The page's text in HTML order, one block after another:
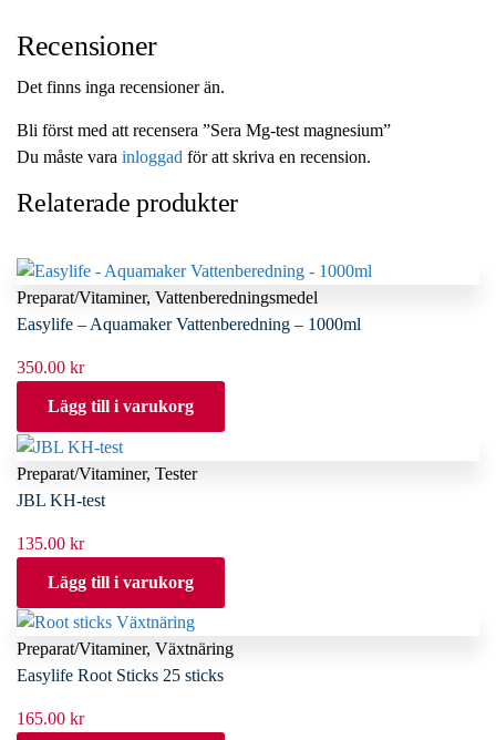
Recensioner
Det finns inga recensioner än.
Bli först med att recensera ”Sera Mg-test magnesium”
Du måste vara inloggad för att skriva en recension.
Relaterade produkter
Preparat/Vitaminer, Vattenberedningsmedel
Easylife – Aquamaker Vattenberedning – 1000ml
350.00 kr
Lägg till i varukorg
Preparat/Vitaminer, Tester
JBL KH-test
135.00 kr
Lägg till i varukorg
Preparat/Vitaminer, Växtnäring
Easylife Root Sticks 25 sticks
165.00 kr